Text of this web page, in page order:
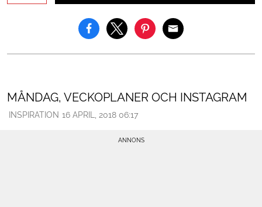
MÅNDAG, VECKOPLANER OCH INSTAGRAM
INSPIRATION 16 APRIL, 2018 06:17